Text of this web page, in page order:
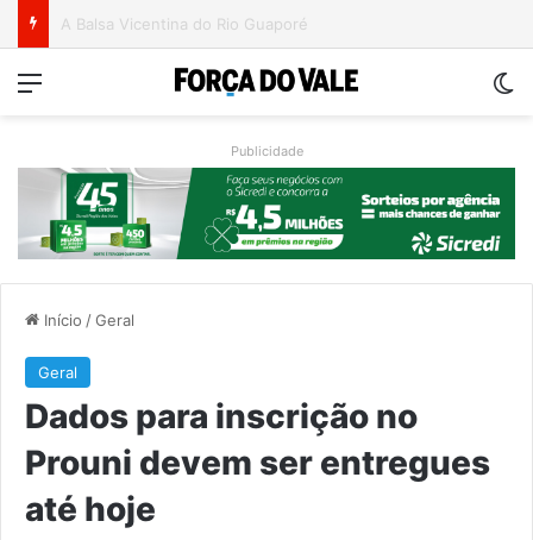
Menu
Publicidade
Início /Geral
Geral
Dados para inscrição no
Prouni devem ser entregues
até hoje